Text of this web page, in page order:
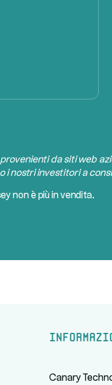
da siti web
i nostri investitori a
non è più in vendita.
Canary